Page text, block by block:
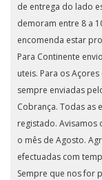
de entrega do lado
demoram entre 8 a
encomenda estar
Para Continente
uteis. Para os
sempre enviadas
Cobrança. Todas as
registado. Avisamos
o mês de Agosto.
efectuadas com
Sempre que nos for